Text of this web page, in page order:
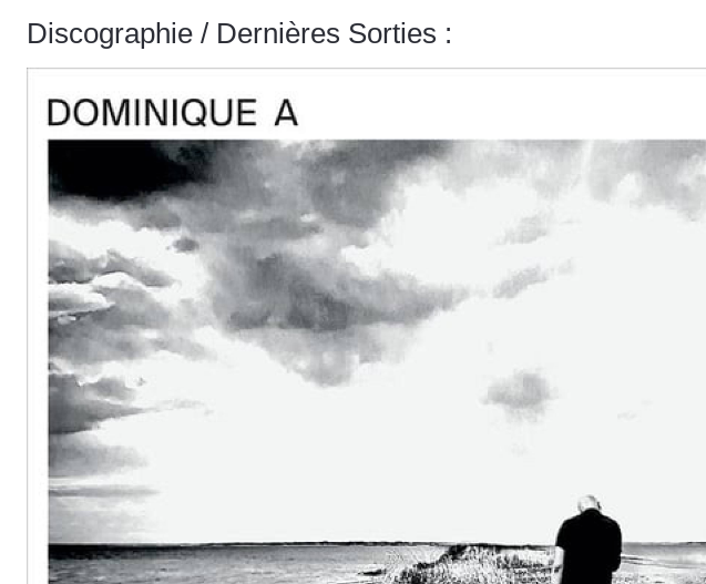
Discographie / Dernières Sorties :